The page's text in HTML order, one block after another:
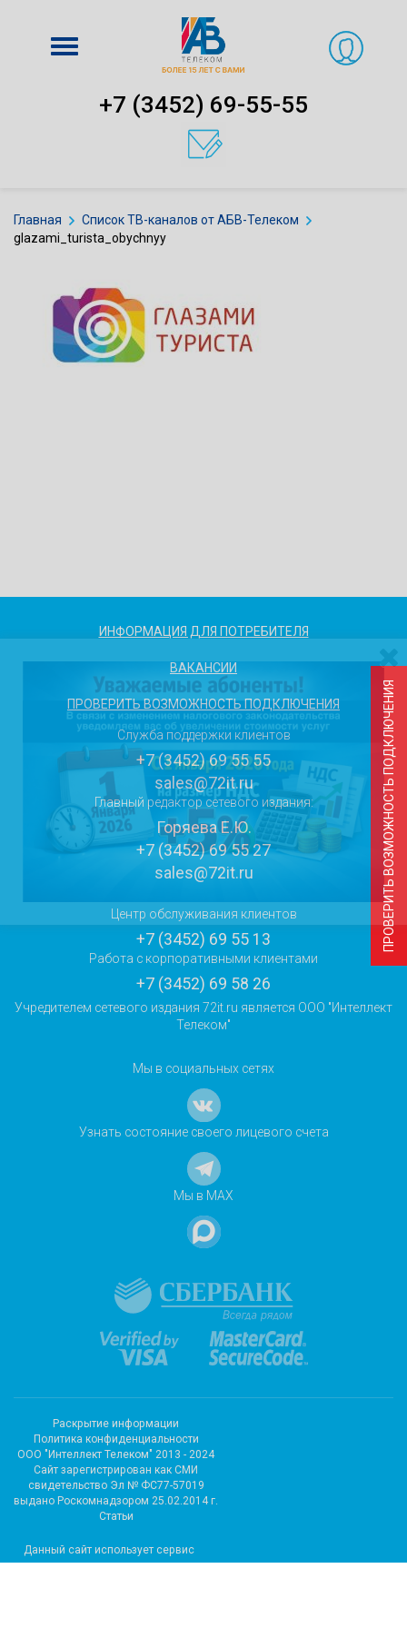
Включить
+7 (3452) 69-55-55
Главная
Список ТВ-каналов от АБВ-Телеком
glazami_turista_obychnyy
ПРОВЕРИТЬ ВОЗМОЖНОСТЬ ПОДКЛЮЧЕНИЯ
ИНФОРМАЦИЯ ДЛЯ ПОТРЕБИТЕЛЯ
ВАКАНСИИ
ПРОВЕРИТЬ ВОЗМОЖНОСТЬ ПОДКЛЮЧЕНИЯ
Служба поддержки клиентов
+7 (3452) 69 55 55
sales@72it.ru
Главный редактор сетевого издания:
Горяева Е.Ю.
+7 (3452) 69 55 27
sales@72it.ru
Центр обслуживания клиентов
+7 (3452) 69 55 13
Работа с корпоративными клиентами
+7 (3452) 69 58 26
Учредителем сетевого издания 72it.ru является ООО "Интеллект
Телеком"
Мы в социальных сетях
Узнать состояние своего лицевого счета
Мы в MAX
Раскрытие информации
Политика конфиденциальности
ООО "Интеллект Телеком" 2013 - 2024
Cайт зарегистрирован как СМИ
свидетельство Эл № ФС77-57019
выдано Роскомнадзором 25.02.2014 г.
Статьи
Данный сайт использует сервис
метрических программ и